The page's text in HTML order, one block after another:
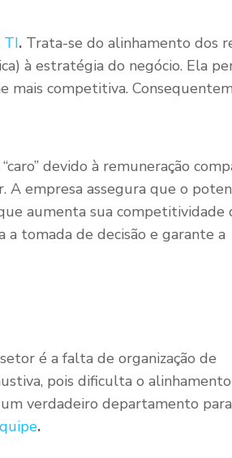
TI. Trata-se do alinhamento dos
à estratégia do negócio. Ela
mais competitiva.
devido à remuneração
empresa assegura que o
aumenta sua competitividade
a tomada de decisão e garante a
é a falta de organização de
pois dificulta o
verdadeiro departamento para
.